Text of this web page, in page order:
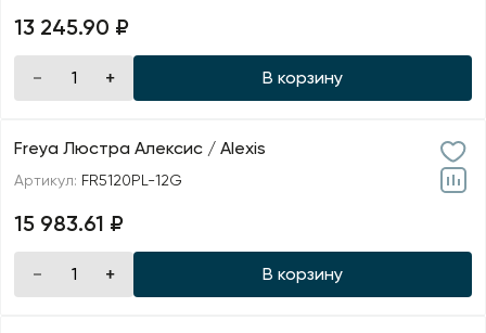
13 245.90 ₽
В корзину
Freya Люстра Алексис / Alexis
Артикул: FR5120PL-12G
15 983.61 ₽
В корзину